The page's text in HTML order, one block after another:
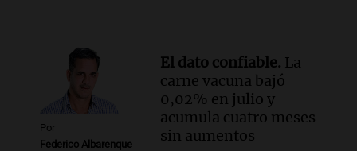
Fe relativiza el impacto del fallo sobre
jubilaciones en la provincia
Panorama Federal
Episodios
Por
Federico Albarenque
El dato confiable. La
carne vacuna bajó
0,02% en julio y
acumula cuatro meses
sin aumentos